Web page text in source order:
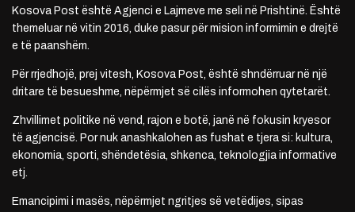
Kosova Post është Agjenci e Lajmeve me seli në Prishtinë. Është
themeluar në vitin 2016, duke pasur për mision informimin e drejtë
e të paanshëm.
Për rrjedhojë, prej vitesh, Kosova Post, është shndërruar në një
dritare të besueshme, nëpërmjet së cilës informohen qytetarët.
Zhvillimet politike në vend, rajon e botë, janë në fokusin kryesor
të agjencisë. Por nuk anashkalohen as fushat e tjera si: kultura,
ekonomia, sporti, shëndetësia, shkenca, teknologjia informative
etj.
Emancipimi i masës, nëpërmjet ngritjes së vetëdijes, sipas